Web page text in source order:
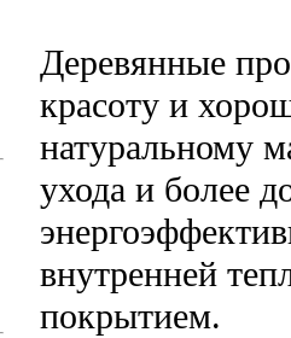
Деревянные
красоту и
натуральному
ухода и более
внутренней
покрытием.